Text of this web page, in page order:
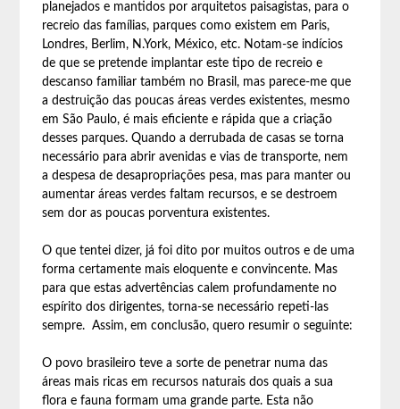
planejados e mantidos por arquitetos paisagistas, para o
recreio das famílias, parques como existem em Paris,
Londres, Berlim, N.York, México, etc. Notam-se indícios
de que se pretende implantar este tipo de recreio e
descanso familiar também no Brasil, mas parece-me que
a destruição das poucas áreas verdes existentes, mesmo
em São Paulo, é mais eficiente e rápida que a criação
desses parques. Quando a derrubada de casas se torna
necessário para abrir avenidas e vias de transporte, nem
a despesa de desapropriações pesa, mas para manter ou
aumentar áreas verdes faltam recursos, e se destroem
sem dor as poucas porventura existentes.
O que tentei dizer, já foi dito por muitos outros e de uma
forma certamente mais eloquente e convincente. Mas
para que estas advertências calem profundamente no
espírito dos dirigentes, torna-se necessário repeti-las
sempre. Assim, em conclusão, quero resumir o seguinte:
O povo brasileiro teve a sorte de penetrar numa das
áreas mais ricas em recursos naturais dos quais a sua
flora e fauna formam uma grande parte. Esta não